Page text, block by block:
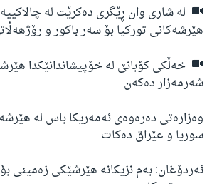
لە شاری وان ڕێگری دەکرێت لە
هێرشەکانی تورکیا بۆ سەر باکور و
خەڵکی کۆبانێ لە خۆپیشاندانێکدا
شەرمەزار دەکەن
وەزارەتی دەرەوەی ئەمەریکا باس لە
سوریا و عێراق دەکات
ئەردۆغان: بەم نزیکانە هێرشێکی زەمینی